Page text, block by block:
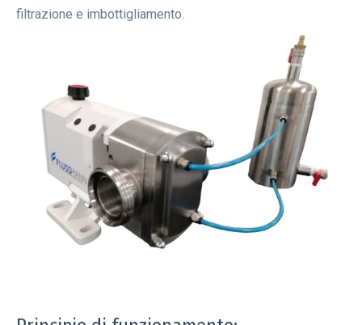
filtrazione e imbottigliamento.